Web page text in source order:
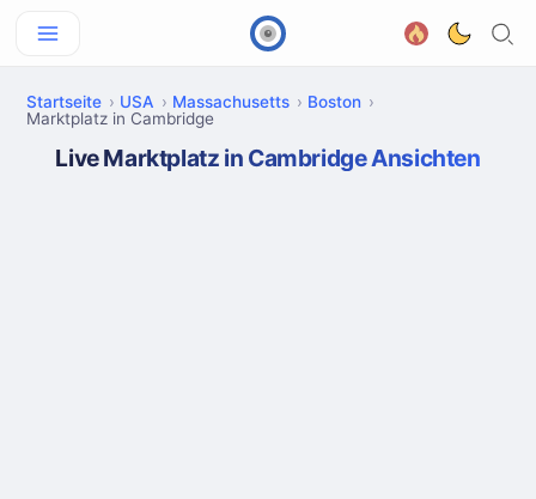
Startseite USA Massachusetts
Boston
Marktplatz in Cambridge
Live Marktplatz in Cambridge Ansichten